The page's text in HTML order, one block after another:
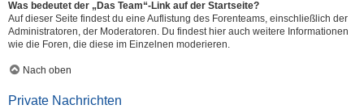
Was bedeutet der „Das Team“-Link auf der Startseite?
Auf dieser Seite findest du eine Auflistung des Forenteams, einschließlich der
Administratoren, der Moderatoren. Du findest hier auch weitere Informationen
wie die Foren, die diese im Einzelnen moderieren.
Nach oben
Private Nachrichten